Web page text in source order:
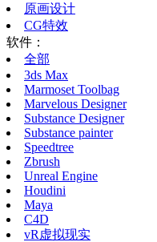
原画设计
CG特效
软件：
全部
3ds Max
Marmoset Toolbag
Marvelous Designer
Substance Designer
Substance painter
Speedtree
Zbrush
Unreal Engine
Houdini
Maya
C4D
vR虚拟现实